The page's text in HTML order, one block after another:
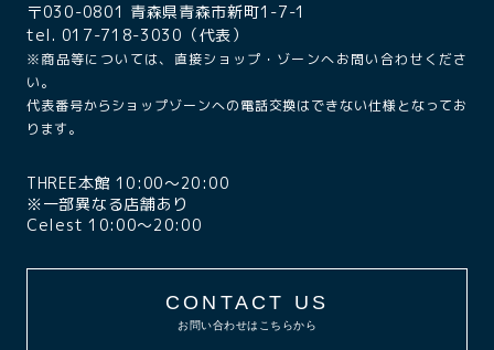
〒030-0801 青森県青森市新町1-7-1
tel. 017-718-3030（代表）
※商品等については、直接ショップ・ゾーンへお問い合わせくださ
い。
代表番号からショップゾーンへの電話交換はできない仕様となってお
ります。
THREE本館 10:00〜20:00
※一部異なる店舗あり
Celest 10:00〜20:00
CONTACT US
お問い合わせはこちらから